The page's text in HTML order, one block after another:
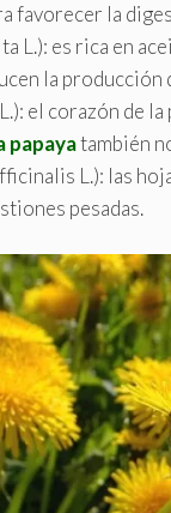
favorecer la
L.): es rica en
la
el corazón de
papayatambién
L.): las
pesadas.